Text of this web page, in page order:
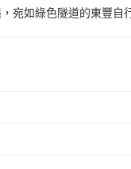
宛如綠色隧道的東豐